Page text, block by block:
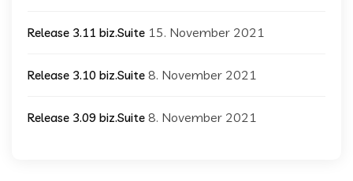
Release 3.11 biz.Suite 15. November 2021
Release 3.10 biz.Suite 8. November 2021
Release 3.09 biz.Suite 8. November 2021